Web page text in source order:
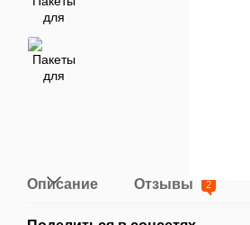
Описание Отзывы 2